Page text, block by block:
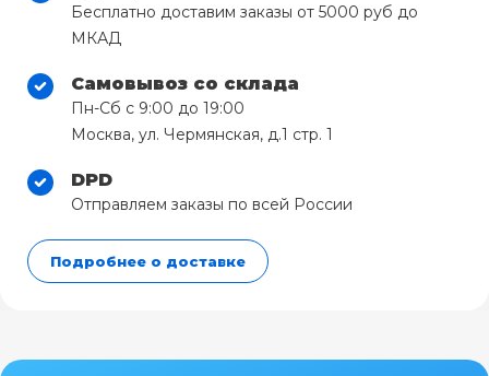
Бесплатно доставим заказы от 5000 руб до
МКАД
Самовывоз со склада
Пн-Сб с 9:00 до 19:00
Москва, ул. Чермянская, д.1 стр. 1
DPD
Отправляем заказы по всей России
Подробнее о доставке